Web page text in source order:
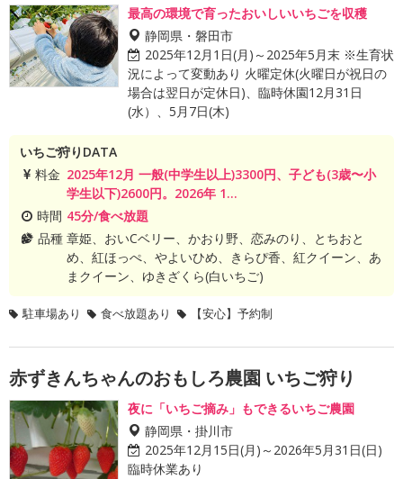
最高の環境で育ったおいしいいちごを収穫
静岡県・磐田市
2025年12月1日(月)～2025年5月末 ※生育状
況によって変動あり 火曜定休(火曜日が祝日の
場合は翌日が定休日)、臨時休園12月31日
(水）、5月7日(木)
いちご狩りDATA
料金 2025年12月 一般(中学生以上)3300円、子ども(3歳〜小
学生以下)2600円。2026年 1...
時間 45分/食べ放題
品種 章姫、おいCベリー、かおり野、恋みのり、とちおと
め、紅ほっぺ、やよいひめ、きらぴ香、紅クイーン、あ
まクイーン、ゆきざくら(白いちご)
駐車場あり 食べ放題あり 【安心】予約制
赤ずきんちゃんのおもしろ農園 いちご狩り
夜に「いちご摘み」もできるいちご農園
静岡県・掛川市
2025年12月15日(月)～2026年5月31日(日)
臨時休業あり